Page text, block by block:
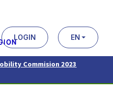
LOGIN EN
Commision 2023